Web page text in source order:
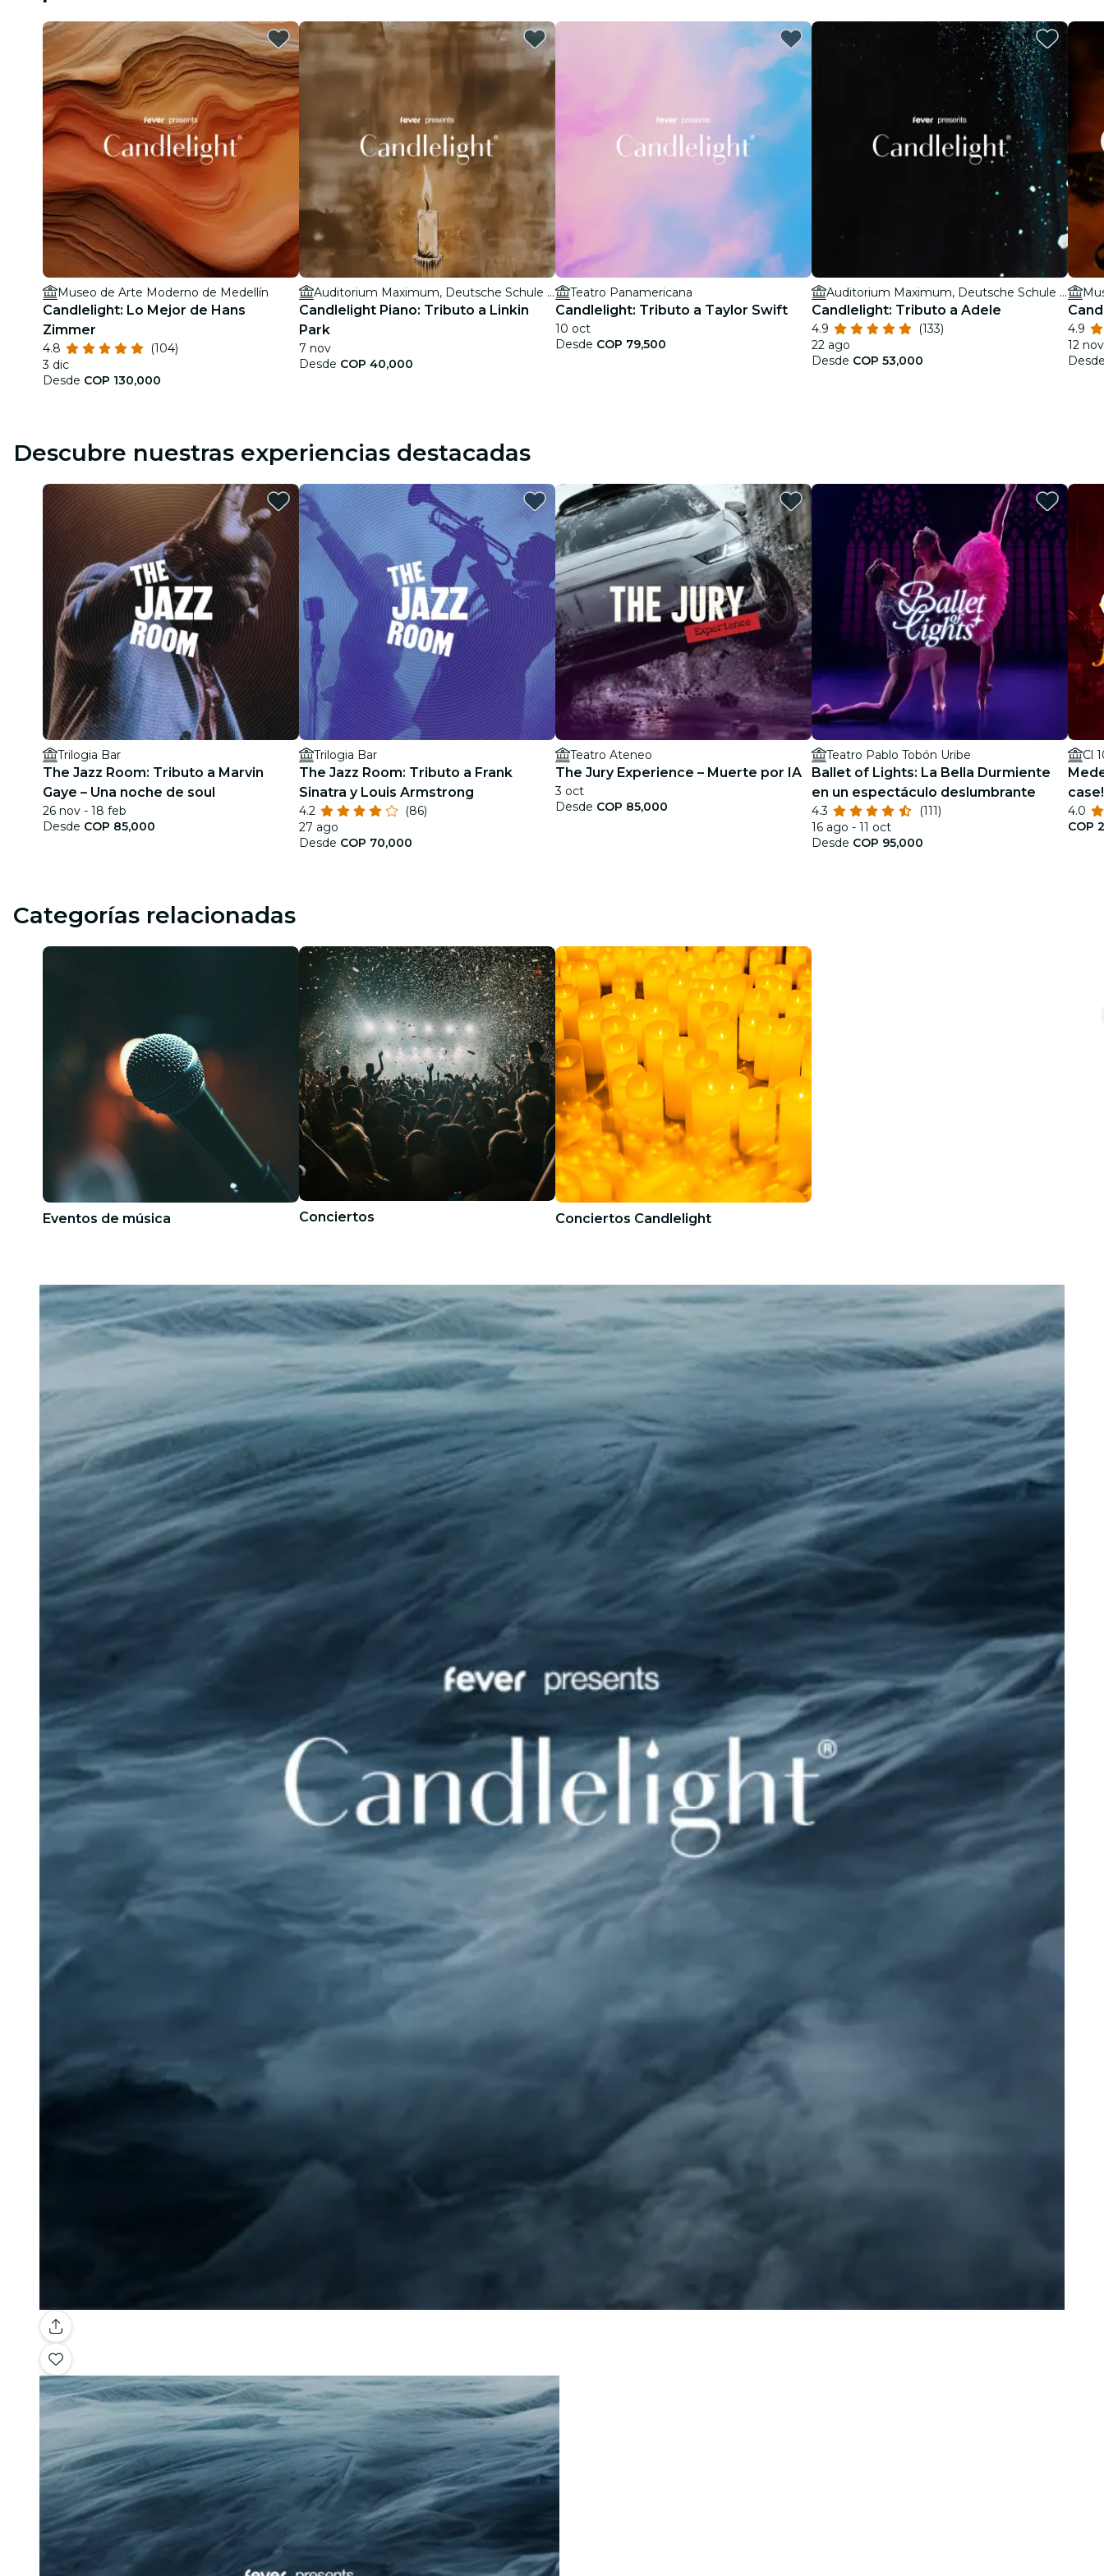
restaurantes
Museo de Arte Moderno de Medellín
Candlelight: Lo Mejor de Hans
Zimmer
4.8
(104)
3 dic
Desde COP 130,000
Auditorium Maximum, Deutsche Schule Medellín
Candlelight Piano: Tributo a Linkin
Park
7 nov
Desde COP 40,000
Teatro Panamericana
Candlelight: Tributo a Taylor Swift
10 oct
Desde COP 79,500
Auditorium Maximum, Deutsche Schule Medellín
Candlelight: Tributo a Adele
4.9
(133)
22 ago
Desde COP 53,000
4.9
12 nov
Descubre nuestras experiencias destacadas
Trilogia Bar
The Jazz Room: Tributo a Marvin
Gaye – Una noche de soul
26 nov - 18 feb
Desde COP 85,000
Trilogia Bar
The Jazz Room: Tributo a Frank
Sinatra y Louis Armstrong
4.2
(86)
27 ago
Desde COP 70,000
Teatro Ateneo
The Jury Experience – Muerte por IA
3 oct
Desde COP 85,000
Teatro Pablo Tobón Uribe
Ballet of Lights: La Bella Durmiente
en un espectáculo deslumbrante
4.3
(111)
16 ago - 11 oct
Desde COP 95,000
case!
4.0
COP
Categorías relacionadas
Eventos de música Conciertos Conciertos Candlelight
Galería